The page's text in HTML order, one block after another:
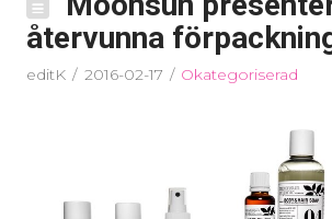
återvunna
editK 2016-02-17 Okategoriserad